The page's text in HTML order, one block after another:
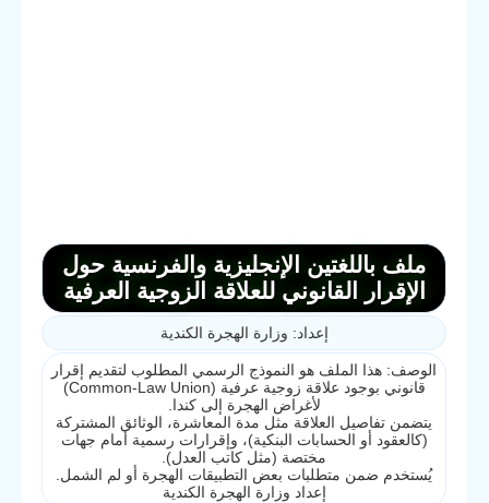
ملف باللغتين الإنجليزية والفرنسية حول
الإقرار القانوني للعلاقة الزوجية العرفية
إعداد: وزارة الهجرة الكندية
الوصف: هذا الملف هو النموذج الرسمي المطلوب لتقديم إقرار
قانوني بوجود علاقة زوجية عرفية (Common-Law Union)
لأغراض الهجرة إلى كندا.
يتضمن تفاصيل العلاقة مثل مدة المعاشرة، الوثائق المشتركة
(كالعقود أو الحسابات البنكية)، وإقرارات رسمية أمام جهات
مختصة (مثل كاتب العدل).
يُستخدم ضمن متطلبات بعض التطبيقات الهجرة أو لم الشمل.
إعداد وزارة الهجرة الكندية